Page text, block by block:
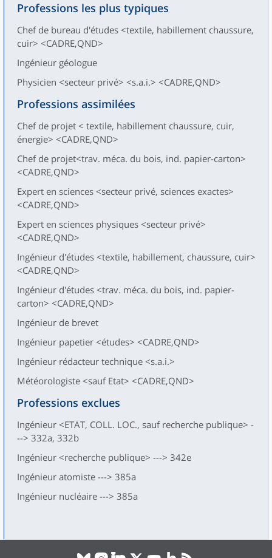
Professions les plus typiques
Chef de bureau d'études <textile, habillement chaussure,
cuir> <CADRE,QND>
Ingénieur géologue
Physicien <secteur privé> <s.a.i.> <CADRE,QND>
Professions assimilées
Chef de projet < textile, habillement chaussure, cuir,
énergie> <CADRE,QND>
Chef de projet<trav. méca. du bois, ind. papier-carton>
<CADRE,QND>
Expert en sciences <secteur privé, sciences exactes>
<CADRE,QND>
Expert en sciences physiques <secteur privé>
<CADRE,QND>
Ingénieur d'études <textile, habillement, chaussure, cuir>
<CADRE,QND>
Ingénieur d'études <trav. méca. du bois, ind. papier-
carton> <CADRE,QND>
Ingénieur de brevet
Ingénieur papetier <études> <CADRE,QND>
Ingénieur rédacteur technique <s.a.i.>
Météorologiste <sauf Etat> <CADRE,QND>
Professions exclues
Ingénieur <ETAT, COLL. LOC., sauf recherche publique> -
--> 332a, 332b
Ingénieur <recherche publique> ---> 342e
Ingénieur atomiste ---> 385a
Ingénieur nucléaire ---> 385a